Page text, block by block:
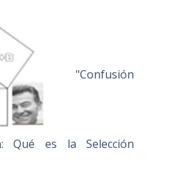
"Confusión
Qué es la Selección